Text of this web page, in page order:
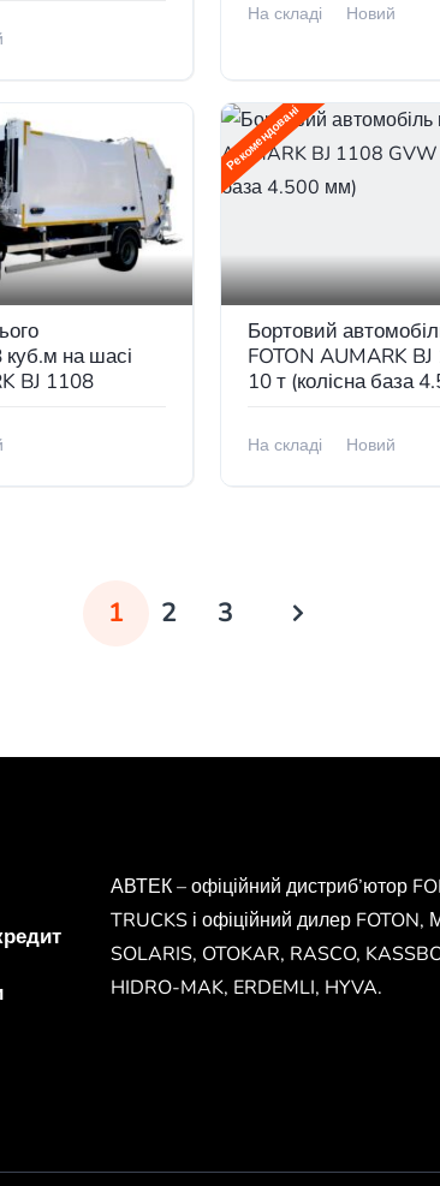
На складі
Новий
на шасі
BJ 1108
Рекомендовані
Бортовий
FOTON AUMARK
10 т (колісна база
На складі
Новий
1 2 3
АВТЕК – офіційний дистриб’ютор
TRUCKS і офіційний дилер FOTON,
SOLARIS, OTOKAR, RASCO,
HIDRO-MAK, ERDEMLI, HYVA.